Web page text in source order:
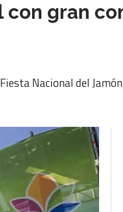
gran
Nacional del